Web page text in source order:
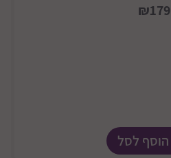
₪179
הוסף לסל